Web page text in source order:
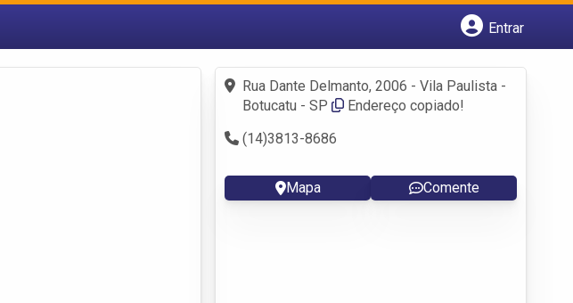
Entrar
Fazer login
Criar conta
Rua Dante Delmanto, 2006 - Vila Paulista -
Botucatu - SP
Endereço copiado!
(14)3813-8686
Mapa Comente